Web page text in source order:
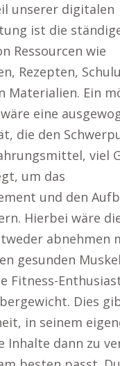
unserer digitalen
ist die
Ressourcen wie
Rezepten,
Materialien. Ein
eine
die den
viel
um das
und den
Hierbei wäre
abnehmen
gesunden
Fitness-
Dies
in seinem
Inhalte dann zu